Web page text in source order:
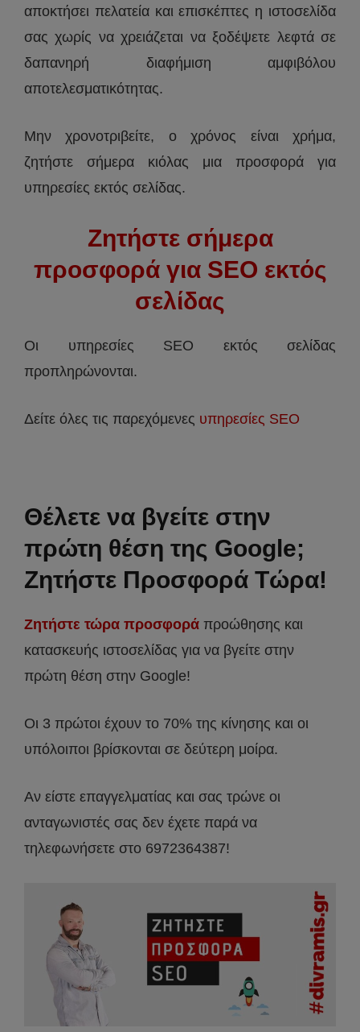
αποκτήσει πελατεία και επισκέπτες η ιστοσελίδα
σας χωρίς να χρειάζεται να ξοδέψετε λεφτά σε
δαπανηρή διαφήμιση αμφιβόλου
αποτελεσματικότητας.
Μην χρονοτριβείτε, ο χρόνος είναι χρήμα,
ζητήστε σήμερα κιόλας μια προσφορά για
υπηρεσίες εκτός σελίδας.
Ζητήστε σήμερα
προσφορά για SEO εκτός
σελίδας
Οι υπηρεσίες SEO εκτός σελίδας
προπληρώνονται.
Δείτε όλες τις παρεχόμενες υπηρεσίες SEO
Θέλετε να βγείτε στην
πρώτη θέση της Google;
Ζητήστε Προσφορά Τώρα!
Ζητήστε τώρα προσφορά προώθησης και
κατασκευής ιστοσελίδας για να βγείτε στην
πρώτη θέση στην Google!
Οι 3 πρώτοι έχουν το 70% της κίνησης και οι
υπόλοιποι βρίσκονται σε δεύτερη μοίρα.
Αν είστε επαγγελματίας και σας τρώνε οι
ανταγωνιστές σας δεν έχετε παρά να
τηλεφωνήσετε στο 6972364387!